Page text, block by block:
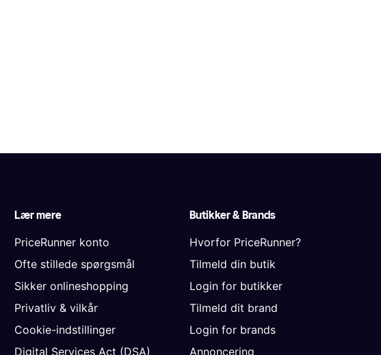
Lær mere
PriceRunner konto
Ofte stillede spørgsmål
Sikker onlineshopping
Privatliv & vilkår
Cookie-indstillinger
Digital Services Act (DSA)
Butikker & Brands
Hvorfor PriceRunner?
Tilmeld din butik
Login for butikker
Tilmeld dit brand
Login for brands
Annoncering